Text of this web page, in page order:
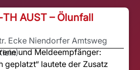
TH AUST – Ölunfall
Ecke Niendorfer Amtsweg
und Meldeempfänger:
geplatzt“ lautete der Zusatz